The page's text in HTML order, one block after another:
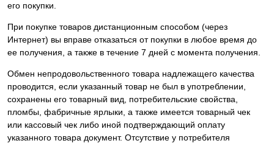
его покупки.
При покупке товаров дистанционным способом (через
Интернет) вы вправе отказаться от покупки в любое время до
ее получения, а также в течение 7 дней с момента получения.
Обмен непродовольственного товара надлежащего качества
проводится, если указанный товар не был в употреблении,
сохранены его товарный вид, потребительские свойства,
пломбы, фабричные ярлыки, а также имеется товарный чек
или кассовый чек либо иной подтверждающий оплату
указанного товара документ. Отсутствие у потребителя